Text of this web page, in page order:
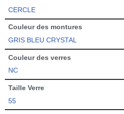
CERCLE
Couleur des montures
GRIS BLEU CRYSTAL
Couleur des verres
NC
Taille Verre
55